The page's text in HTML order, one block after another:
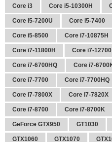
Core i3 Core i5-10300H
Core i5-7200U Core i5-7400
Core i5-8500 Core i7-10875H
Core i7-11800H Core i7-12700
Core i7-6700HQ Core i7-
Core i7-7700 Core i7-7700HQ
Core i7-7800X Core i7-7820X
Core i7-8700 Core i7-8700K
GeForce GTX950 GT1030
GTX1060 GTX1070